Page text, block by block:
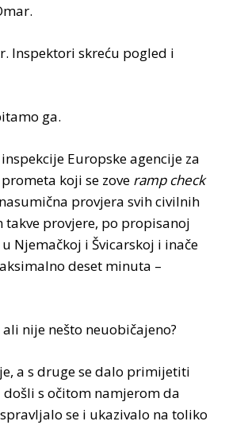
Inspektori skreću pogled i
ga.
Europske agencije za
koji se zove ramp check
provjera svih civilnih
takve provjere, po propisanoj
Njemačkoj i Švicarskoj i inače
deset minuta –
nije nešto neuobičajeno?
a s druge se dalo primijetiti
s očitom namjerom da
se i ukazivalo na toliko